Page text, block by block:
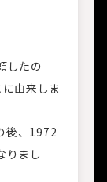
したの
由来しま
後、1972
りまし